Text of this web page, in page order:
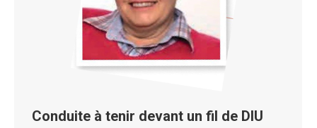
Conduite à tenir devant un fil de DIU